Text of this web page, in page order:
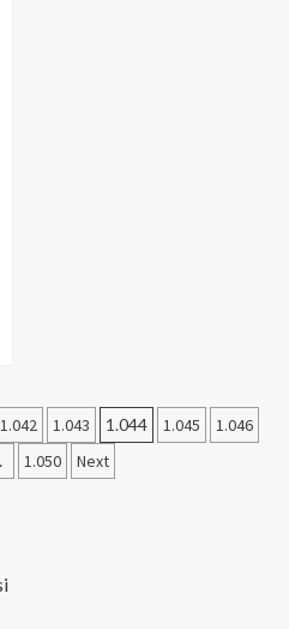
1.042 1.043 1.044 1.045
1.046
1.050 Next